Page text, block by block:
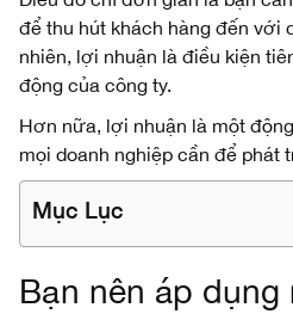
để thu hút khách hàng đến với
nhiên, lợi nhuận là điều kiện
động của công ty.
Hơn nữa, lợi nhuận là một
mọi doanh nghiệp cần để phát
Mục Lục
Bạn nên áp